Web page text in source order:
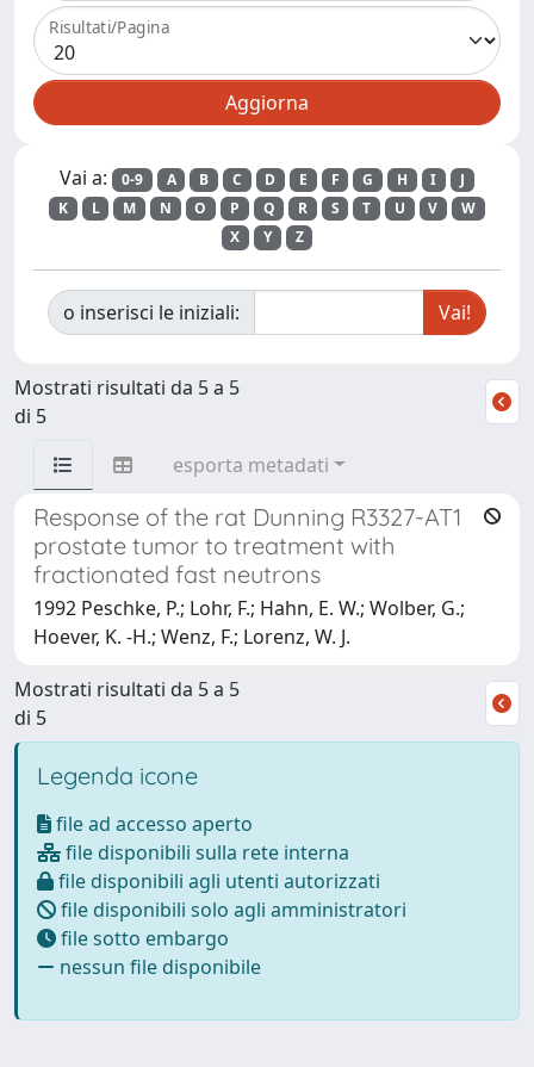
Risultati/Pagina
Vai a: 0-9 A B C D E F G H I
J
K
L M N O P Q R S T U V
W
X
Y Z
o inserisci le iniziali:
Mostrati risultati da 5 a 5
di 5
esporta metadati
Response of the rat Dunning R3327-AT1
prostate tumor to treatment with
fractionated fast neutrons
1992 Peschke, P.; Lohr, F.; Hahn, E. W.; Wolber, G.;
Hoever, K. -H.; Wenz, F.; Lorenz, W. J.
Mostrati risultati da 5 a 5
di 5
Legenda icone
file ad accesso aperto
file disponibili sulla rete interna
file disponibili agli utenti autorizzati
file disponibili solo agli amministratori
file sotto embargo
nessun file disponibile